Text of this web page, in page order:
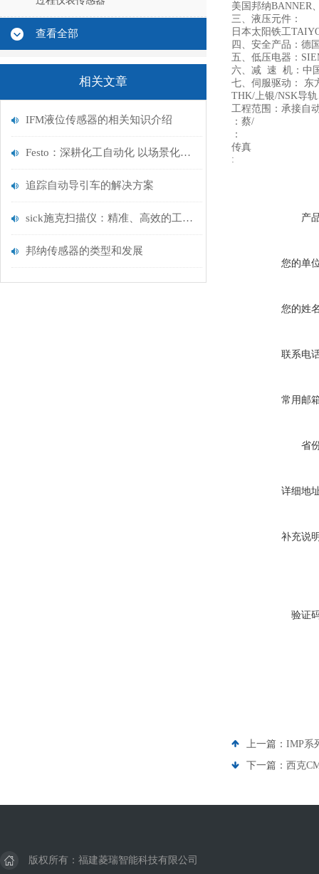
查看全部
相关文章
IFM液位传感器的相关知识介绍
Festo：深耕化工自动化 以场景化方案筑牢安全与效率底线
追踪自动导引车的解决方案
sick施克扫描仪：精准、高效的工业视觉解决方案
邦纳传感器的类型和发展
美国邦纳BANNER
三、液压元件：
日本太阳铁工
四、安全产品：德
五、低压电器：
六、减 速 机：中
七、伺服驱动： 东
THK/上银/NSK导
工程范围：承接自
：蔡/
：
传真
:
产
您的单
您的姓
联系电
常用邮
省
详细地
补充说
验证
上一篇： IMP系
下一篇： 西克
版权所有：福建菱瑞智能科技有限公司